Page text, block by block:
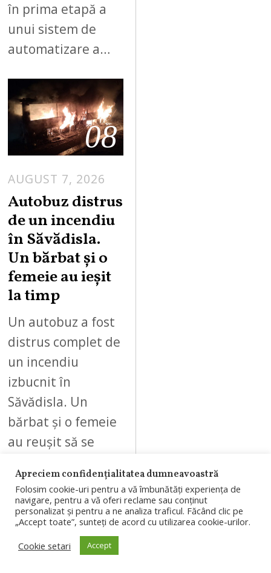
în prima etapă a
unui sistem de
automatizare a…
08
AUGUST 7, 2026
Autobuz distrus
de un incendiu
în Săvădisla.
Un bărbat și o
femeie au ieșit
la timp
Un autobuz a fost
distrus complet de
un incendiu
izbucnit în
Săvădisla. Un
bărbat și o femeie
au reușit să se
09
Apreciem confidențialitatea dumneavoastră
Folosim cookie-uri pentru a vă îmbunătăți experiența de
navigare, pentru a vă oferi reclame sau conținut
personalizat și pentru a ne analiza traficul. Făcând clic pe
„Accept toate”, sunteți de acord cu utilizarea cookie-urilor.
Cookie setari
Accept